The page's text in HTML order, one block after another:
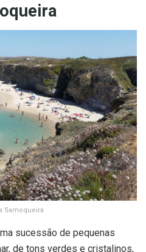
Samoqueira
sucessão de pequenas
de tons verdes e cristalinos,